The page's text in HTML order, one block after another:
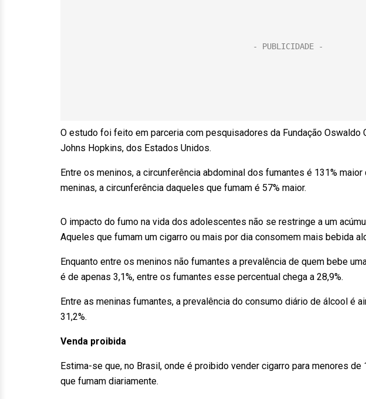
O estudo foi feito em parceria com pesquisadores da Fundação Oswaldo
Johns Hopkins, dos Estados Unidos.
Entre os meninos, a circunferência abdominal dos fumantes é 131%
meninas, a circunferência daqueles que fumam é 57% maior.
O impacto do fumo na vida dos adolescentes não se restringe a um
Aqueles que fumam um cigarro ou mais por dia consomem mais bebida
Enquanto entre os meninos não fumantes a prevalência de quem bebe
é de apenas 3,1%, entre os fumantes esse percentual chega a 28,9%.
Entre as meninas fumantes, a prevalência do consumo diário de álcool é
31,2%.
Venda proibida
Estima-se que, no Brasil, onde é proibido vender cigarro para menores
que fumam diariamente.